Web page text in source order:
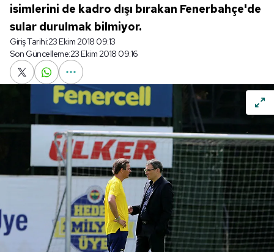
isimlerini de kadro dışı bırakan Fenerbahçe'de
sular durulmak bilmiyor.
Giriş Tarihi:23 Ekim 2018 09:13
Son Güncelleme:23 Ekim 2018 09:16